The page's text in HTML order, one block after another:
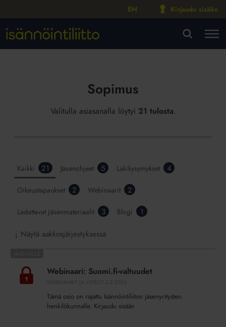
EN Kirjaudu sisään
Sopimus
Valitulla asiasanalla löytyi 21 tulosta.
Kaikki 21 Jäsenohjeet 5 Lakikysymykset 4
Oikeustapaukset 2 Webinaarit 2
Ladattavat jäsenmateriaalit 3 Blogi 1
↓ Näytä aakkosjärjestyksessä
Suomi.fi-
valtuudet
Webinaari: Suomi.fi-valtuudet
Tämä osio on rajattu Isännöintiliiton jäsenyritysten
henkilökunnalle. Kirjaudu sisään